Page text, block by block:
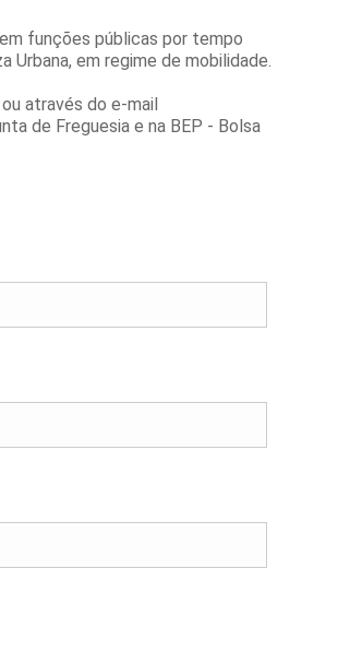
funções públicas por tempo
em regime de mobilidade.
através do e-mail
de Freguesia e na BEP - Bolsa